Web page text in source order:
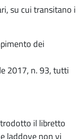
su cui transitano i
dei
2017, n. 93, tutti
il libretto
laddove non vi